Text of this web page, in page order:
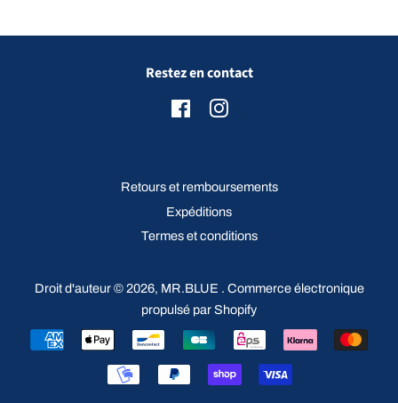
Restez en contact
FacebookInstagram
Retours et remboursements
Expéditions
Termes et conditions
Droit d'auteur © 2026, MR.BLUE . Commerce électronique
propulsé par Shopify
Icônes
Paiement